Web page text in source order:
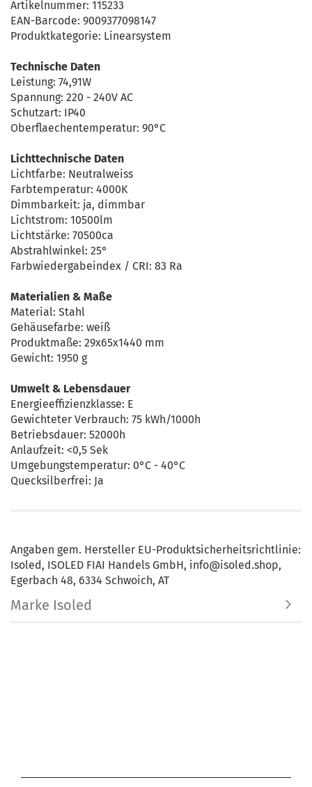
Artikelnummer: 115233
EAN-Barcode: 9009377098147
Produktkategorie: Linearsystem
Technische Daten
Leistung: 74,91W
Spannung: 220 - 240V AC
Schutzart: IP40
Oberflaechentemperatur: 90°C
Lichttechnische Daten
Lichtfarbe: Neutralweiss
Farbtemperatur: 4000K
Dimmbarkeit: ja, dimmbar
Lichtstrom: 10500lm
Lichtstärke: 70500ca
Abstrahlwinkel: 25°
Farbwiedergabeindex / CRI: 83 Ra
Materialien & Maße
Material: Stahl
Gehäusefarbe: weiß
Produktmaße: 29x65x1440 mm
Gewicht: 1950 g
Umwelt & Lebensdauer
Energieeffizienzklasse: E
Gewichteter Verbrauch: 75 kWh/1000h
Betriebsdauer: 52000h
Anlaufzeit: <0,5 Sek
Umgebungstemperatur: 0°C - 40°C
Quecksilberfrei: Ja
Angaben gem. Hersteller EU-Produktsicherheitsrichtlinie:
Isoled, ISOLED FIAI Handels GmbH, info@isoled.shop,
Egerbach 48, 6334 Schwoich, AT
Marke Isoled